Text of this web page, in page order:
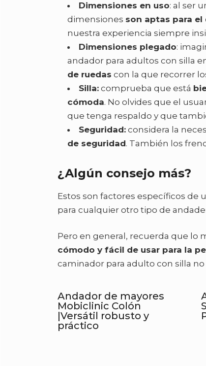
Dimensiones en uso: al ser
dimensiones son aptas para
nuestra experiencia siempre
Dimensiones plegado:
andador para adultos con silla
de ruedas con la que recorrer
Silla: comprueba que está
cómoda. No olvides que el
que tenga respaldo y que
Seguridad: considera la
de seguridad. También los
¿Algún consejo más?
Estos son factores específicos de
para cualquier otro tipo de
Pero en general, recuerda que lo
cómodo y fácil de usar para la
caminador para adulto con silla
Andador de mayores
Mobiclinic Colón
|Versátil robusto y
práctico